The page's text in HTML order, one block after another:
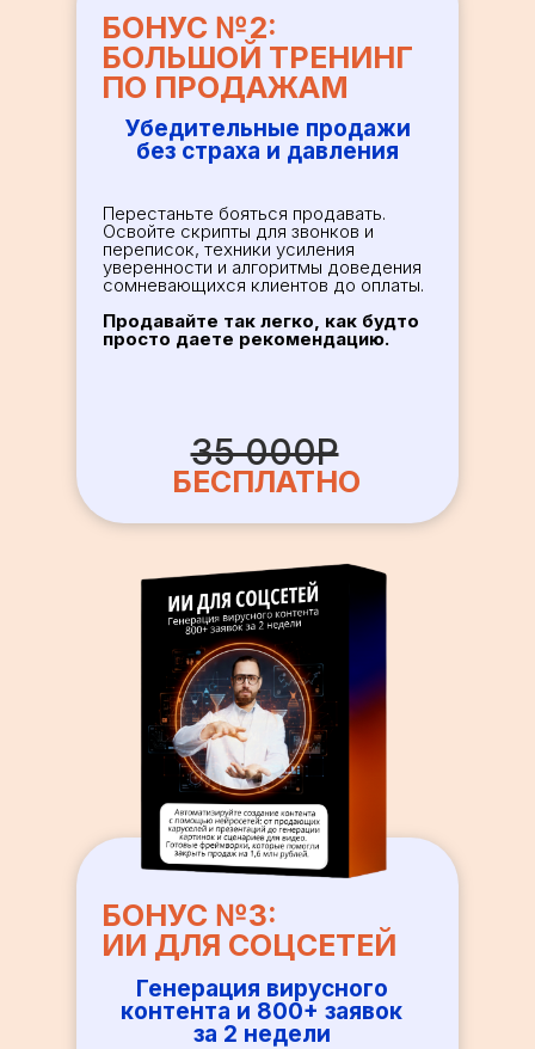
Убедительные продажи
без страха и давления
Перестаньте бояться продавать.
Освойте скрипты для звонков и
переписок, техники усиления
уверенности и алгоритмы доведения
сомневающихся клиентов до оплаты.
Продавайте так легко, как будто
просто даете рекомендацию.
БЕСПЛАТНО
35 000Р
БОНУС №2:
БОЛЬШОЙ ТРЕНИНГ
ПО ПРОДАЖАМ
БОНУС №3:
ИИ ДЛЯ СОЦСЕТЕЙ
Генерация вирусного
контента и 800+ заявок
за 2 недели